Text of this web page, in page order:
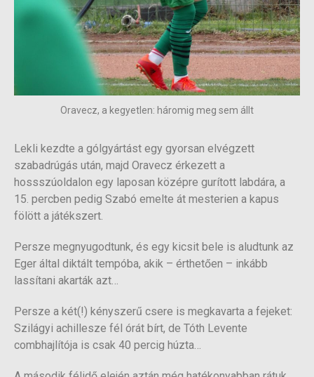
Oravecz, a kegyetlen: háromig meg sem állt
Lekli kezdte a gólgyártást egy gyorsan elvégzett
szabadrúgás után, majd Oravecz érkezett a
hossszúoldalon egy laposan középre gurított labdára, a
15. percben pedig Szabó emelte át mesterien a kapus
fölött a játékszert.
Persze megnyugodtunk, és egy kicsit bele is aludtunk az
Eger által diktált tempóba, akik – érthetően – inkább
lassítani akarták azt…
Persze a két(!) kényszerű csere is megkavarta a fejeket:
Szilágyi achillesze fél órát bírt, de Tóth Levente
combhajlítója is csak 40 percig húzta…